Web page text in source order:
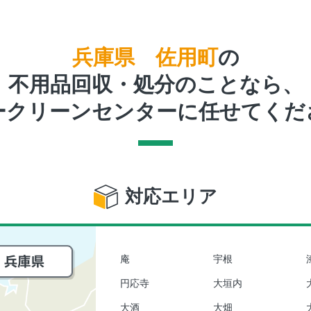
兵庫県 佐用町の
不用品回収・処分のことなら、
クリーンセンターに任せてくだ
対応エリア
庵 宇根
円応寺 大垣内
大酒 大畑